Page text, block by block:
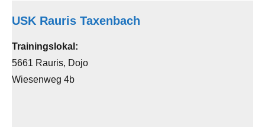
USK Rauris Taxenbach
Trainingslokal:
5661 Rauris, Dojo
Wiesenweg 4b